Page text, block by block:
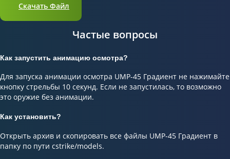
Скачать Файл
Частые вопросы
Как запустить анимацию осмотра?
Для запуска анимации осмотра UMP-45 Градиент не нажимайте
кнопку стрельбы 10 секунд. Если не запустилась, то возможно
это оружие без анимации.
Как установить?
Открыть архив и скопировать все файлы UMP-45 Градиент в
папку по пути cstrike/models.